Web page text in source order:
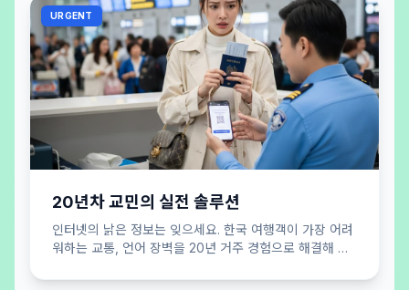
URGENT
20년차 교민의 실전 솔루션
인터넷의 낡은 정보는 잊으세요. 한국 여행객이 가장 어려
워하는 교통, 언어 장벽을 20년 거주 경험으로 해결해 드